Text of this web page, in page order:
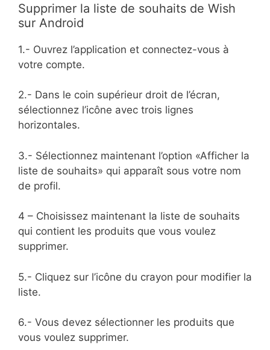
Supprimer la liste de souhaits de Wish
sur Android
1.- Ouvrez l’application et connectez-vous à
votre compte.
2.- Dans le coin supérieur droit de l’écran,
sélectionnez l’icône avec trois lignes
horizontales.
3.- Sélectionnez maintenant l’option «Afficher la
liste de souhaits» qui apparaît sous votre nom
de profil.
4 – Choisissez maintenant la liste de souhaits
qui contient les produits que vous voulez
supprimer.
5.- Cliquez sur l’icône du crayon pour modifier la
liste.
6.- Vous devez sélectionner les produits que
vous voulez supprimer.